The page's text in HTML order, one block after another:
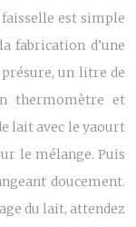
est simple
fabrication d’une
un litre de
thermomètre et
lait avec le yaourt
le mélange. Puis
doucement.
du lait, attendez